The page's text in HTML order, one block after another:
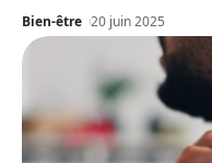
Bien-être 20 juin 2025